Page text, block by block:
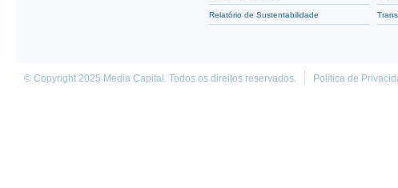
Relatório de Sustentabilidade
© Copyright 2025 Media Capital. Todos os direitos reservados. Política de